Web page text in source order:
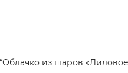
из шаров «Лиловое